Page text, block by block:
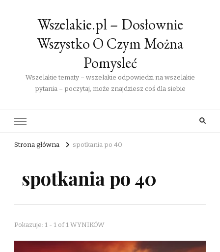
Wszelakie.pl – Dosłownie
Wszystko O Czym Można
Pomysleć
Wszelakie tematy – wszelakie odpowiedzi na wszelakie
pytania – poczytaj, może znajdziesz coś dla siebie
Strona główna spotkania po 40
spotkania po 40
Pokazuje: 1 - 1 of 1 WYNIKÓW